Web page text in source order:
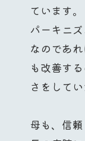
ています。
パーキニ
なのであ
も改善す
さをして
母も、信